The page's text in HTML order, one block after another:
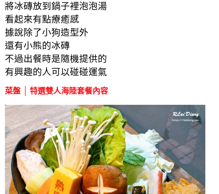
將冰磚放到鍋子裡泡泡湯
看起來有點療癒感
據說除了小狗造型外
還有小熊的冰磚
不過出餐時是隨機提供的
有興趣的人可以碰碰運氣
菜盤 │ 特選雙人海陸套餐內容